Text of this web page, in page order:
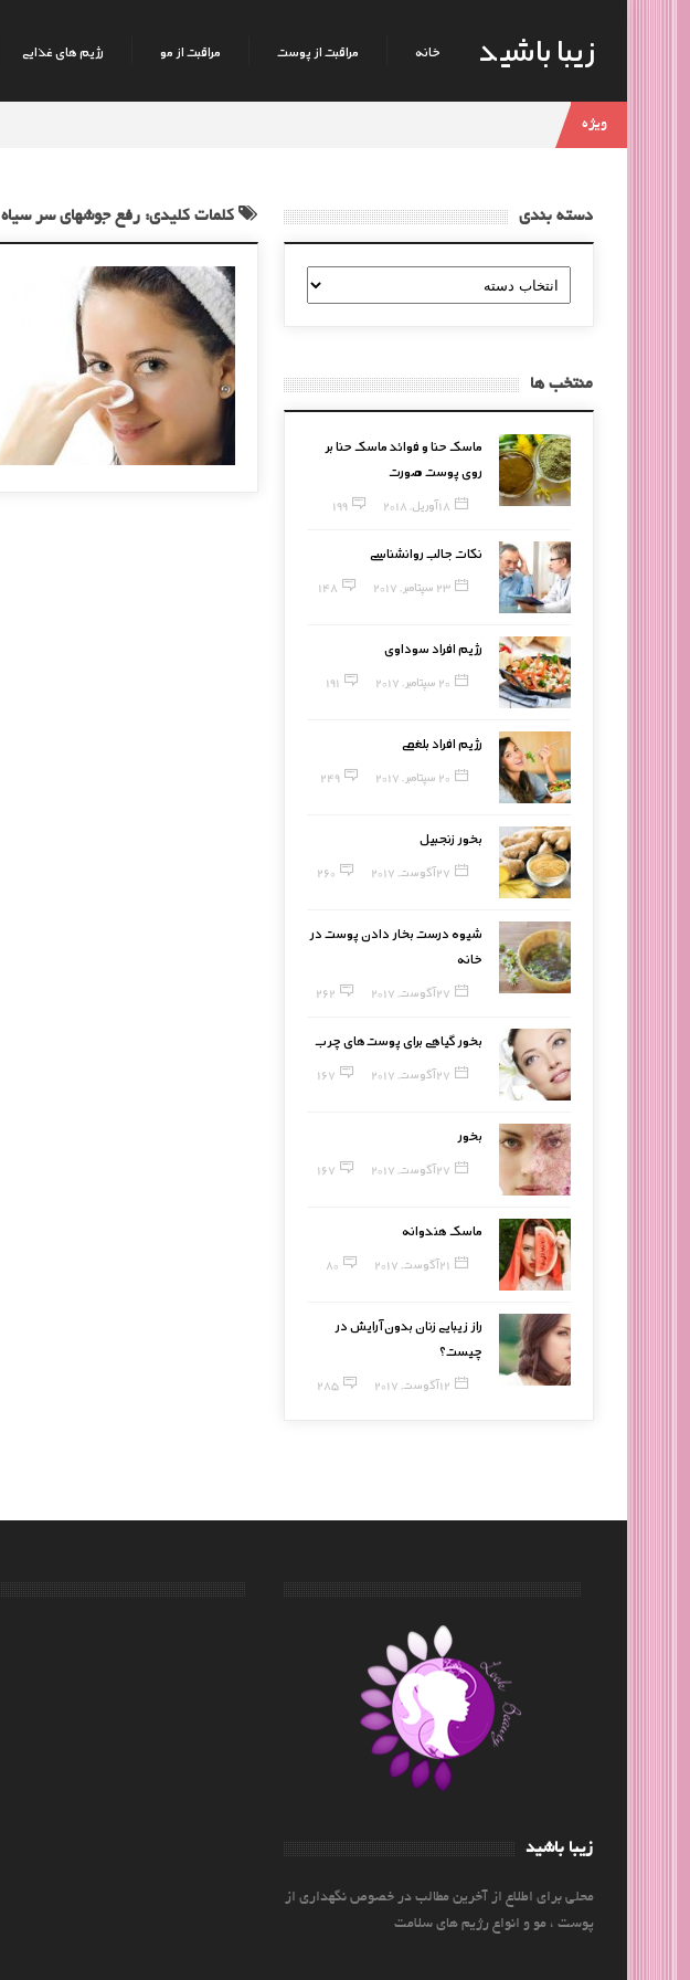
زیبا باشید خانه مراقبت از پوست مراقبت از مو رژیم های غذایی
ویژه
کلمات کلیدی: رفع جوشهای سر سیاه دسته بندی
دسته
بندی
منتخب ها
ماسک حنا و فوائد ماسک حنا بر
روی پوست صورت
18 آوریل, 2018 199
نکات جالب روانشناسی
23 سپتامبر, 2017 148
رژیم افراد سوداوی
20 سپتامبر, 2017 191
رژیم افراد بلغمی
20 سپتامبر, 2017 249
بخور زنجبیل
27 آگوست, 2017 260
شیوه درست بخار دادن پوست در
خانه
27 آگوست, 2017 262
بخور گیاهی برای پوست‌های چرب
27 آگوست, 2017 167
بخور
27 آگوست, 2017 167
ماسک هندوانه
21 آگوست, 2017 80
راز زیبایی زنان بدون آرایش در
چیست؟
12 آگوست, 2017 285
زیبا باشید
محلی برای اطلاع از آخرین مطالب در خصوص نگهداری از
پوست ، مو و انواع رژیم های سلامت